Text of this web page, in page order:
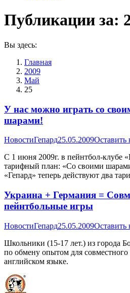
Публикации за:
Вы здесь:
Главная
2009
Май
25
У нас можно играть со
шарами!
НовостиГепард25.05.2009Оставить
С 1 июня 2009г. в пейнтбол-клубе
тарифный план: «Со своими
«Гепард» теперь действуют два
Украина + Германия =
пейнтбольные игры
НовостиГепард25.05.2009Оставить
Школьники (15-17 лет.) из города
по обмену опытом для совместного
английском языке.